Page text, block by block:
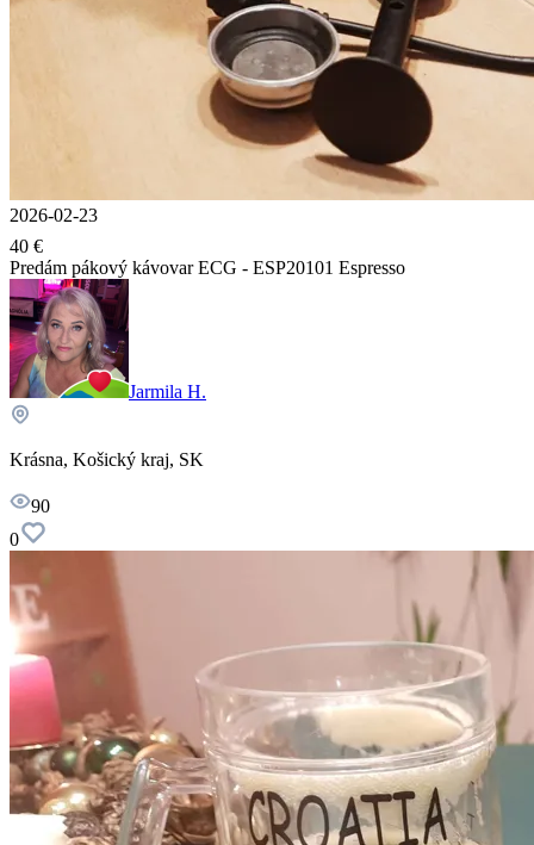
2026-02-23
40 €
Predám pákový kávovar ECG - ESP20101 Espresso
Jarmila H.
Krásna, Košický kraj, SK
90
0